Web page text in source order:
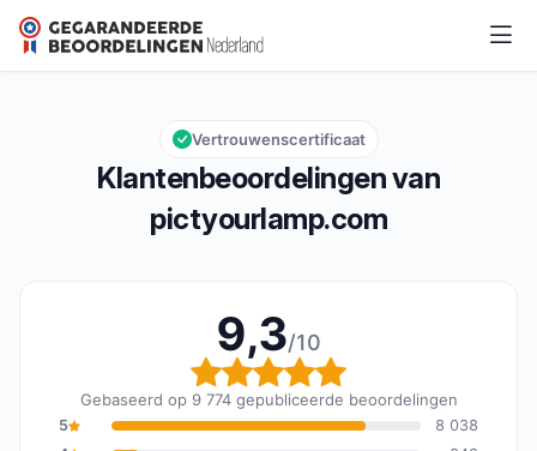
pictyourlamp.com
Algemene beoordeling: 9,3 van 10
9,3/10
Klantenbeoordelingen van
pictyourlamp.com
Vertrouwenscertificaat
9,3/10
Algemene beoordeling:
Gebaseerd op 9 774 gepubliceerde beoordelingen
5
8 038